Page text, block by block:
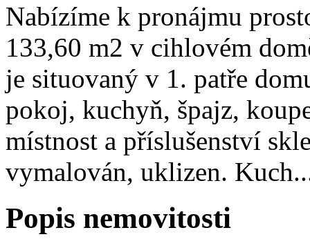
Nabízíme k pronájmu
133,60 m2 v cihlovém
je situovaný v 1. patře
pokoj, kuchyň, špajz,
místnost a příslušenství
vymalován, uklizen.
Popis nemovitosti